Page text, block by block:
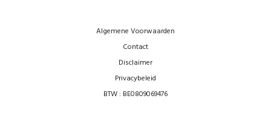
Algemene Voorwaarden
Contact
Disclaimer
Privacybeleid
BTW : BE0809069476